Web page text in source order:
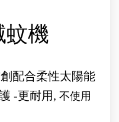
蚊機
配合柔性太陽能
-更耐用, 不使用